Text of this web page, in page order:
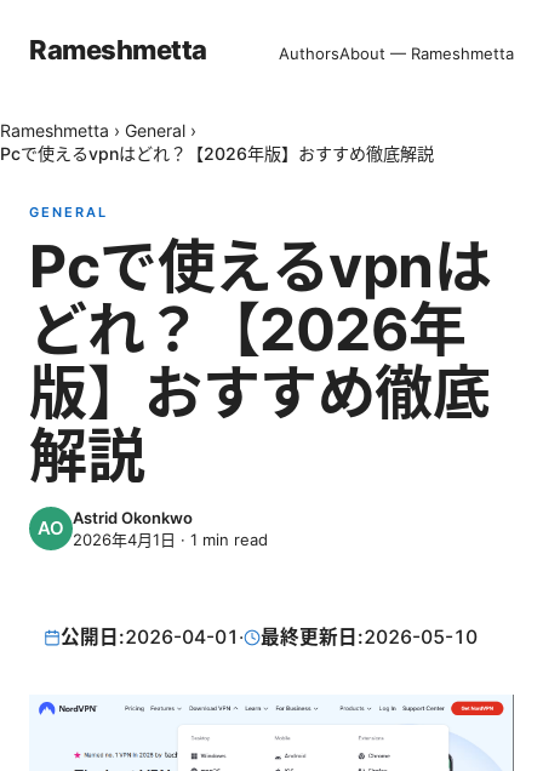
Rameshmetta AuthorsAbout — Rameshmetta
Rameshmetta › General ›
Pcで使えるvpnはどれ？【2026年版】おすすめ徹底解説
GENERAL
Pcで使えるvpnは
どれ？【2026年
版】おすすめ徹底
解説
Astrid Okonkwo
2026年4月1日 · 1 min read
公開日:2026-04-01 · 最終更新日:2026-05-10